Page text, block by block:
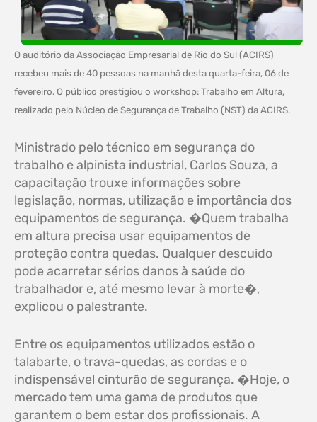
O auditório da Associação Empresarial de Rio do Sul (ACIRS)
recebeu mais de 40 pessoas na manhã desta quarta-feira, 06 de
fevereiro. O público prestigiou o workshop: Trabalho em Altura,
realizado pelo Núcleo de Segurança de Trabalho (NST) da ACIRS.
Ministrado pelo técnico em segurança do
trabalho e alpinista industrial, Carlos Souza, a
capacitação trouxe informações sobre
legislação, normas, utilização e importância dos
equipamentos de segurança. �Quem trabalha
em altura precisa usar equipamentos de
proteção contra quedas. Qualquer descuido
pode acarretar sérios danos à saúde do
trabalhador e, até mesmo levar à morte�,
explicou o palestrante.
Entre os equipamentos utilizados estão o
talabarte, o trava-quedas, as cordas e o
indispensável cinturão de segurança. �Hoje, o
mercado tem uma gama de produtos que
garantem o bem estar dos profissionais. A